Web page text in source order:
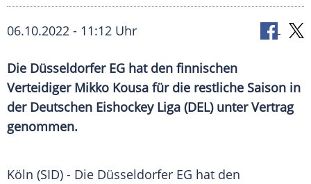
06.10.2022 - 11:12 Uhr
Die Düsseldorfer EG hat den finnischen
Verteidiger Mikko Kousa für die restliche Saison in
der Deutschen Eishockey Liga (DEL) unter Vertrag
genommen.
Köln (SID) - Die Düsseldorfer EG hat den